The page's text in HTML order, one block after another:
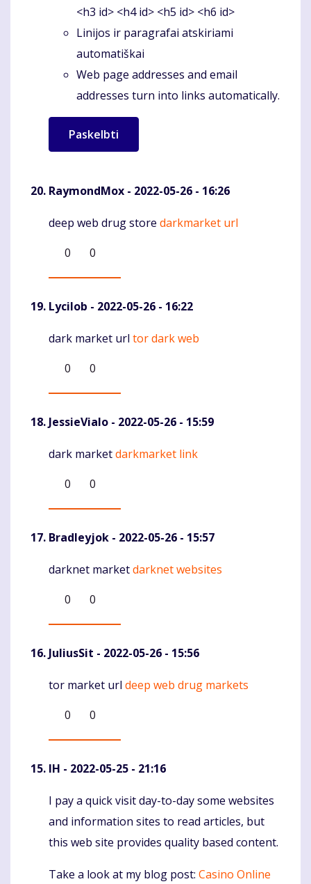
<h3 id> <h4 id> <h5 id> <h6 id>
Linijos ir paragrafai atskiriami
automatiškai
Web page addresses and email
addresses turn into links automatically.
RaymondMox - 2022-05-26 - 16:26
Komentaras
deep web drug store darkmarket url
0
0
Lycilob - 2022-05-26 - 16:22
Komentaras
dark market url tor dark web
0
0
JessieVialo - 2022-05-26 - 15:59
Komentaras
dark marketdarkmarket link
0
0
Bradleyjok - 2022-05-26 - 15:57
Komentaras
darknet marketdarknet websites
0
0
JuliusSit - 2022-05-26 - 15:56
Komentaras
tor market url deep web drug markets
0
0
IH - 2022-05-25 - 21:16
Komentaras
I pay a quick visit day-to-day some websites
and information sites to read articles, but
this web site provides quality based content.
Take a look at my blog post: Casino Online